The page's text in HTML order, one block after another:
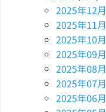
2025年12月
2025年11月
2025年10月
2025年09月
2025年08月
2025年07月
2025年06月